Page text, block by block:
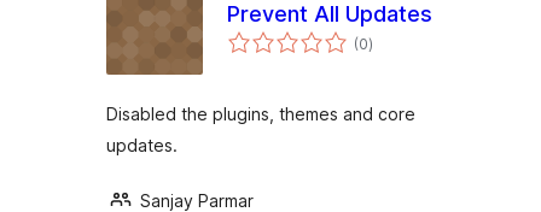
Prevent All Updates
(0કુલ
રેટિંગ્સ
)
Disabled the plugins, themes and core
updates.
Sanjay Parmar